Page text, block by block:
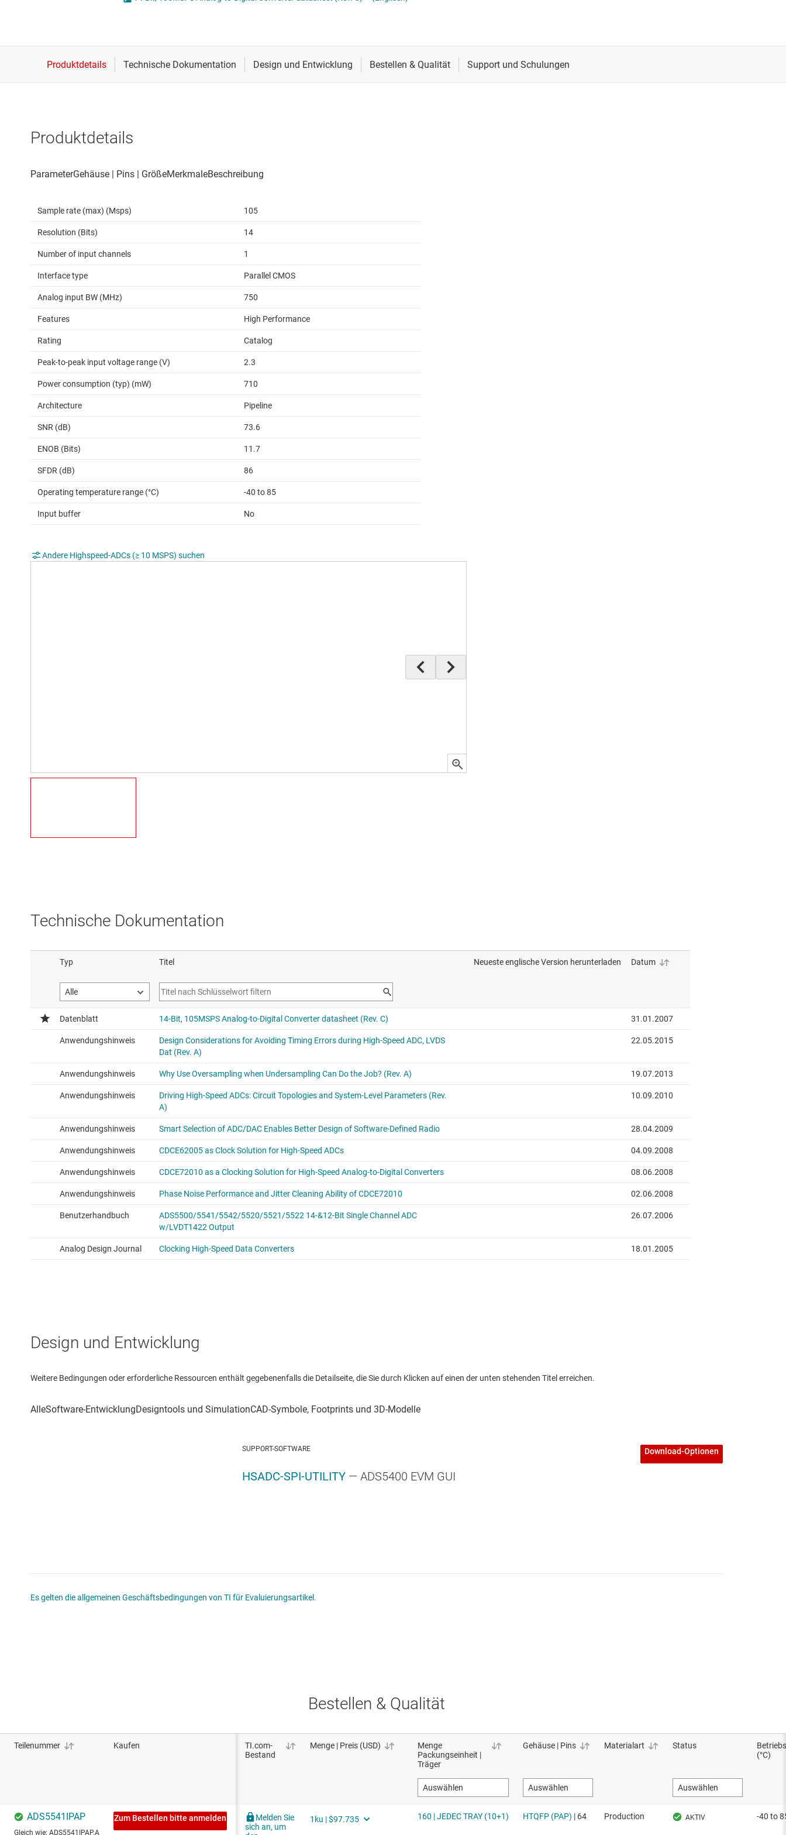
Drahtlose Konnektivität Schnittstelle
Other data converters
Produktdetails
Sample rate (max) (Msps) 105
Resolution (Bits) 14
Number of input channels 1
Interface type Parallel CMOS
Analog input BW (MHz) 750
Features High Performance
Rating Catalog
Peak-to-peak input voltage range (V) 2.3
Power consumption (typ) (mW) 710
Architecture Pipeline
SNR (dB) 73.6
ENOB (Bits) 11.7
SFDR (dB) 86
Operating temperature range (°C) -40 to 85
Input buffer No
Andere Highspeed-ADCs (≥ 10 MSPS) suchen
Technische Dokumentation
Design und Entwicklung
Weitere Bedingungen oder erforderliche Ressourcen enthält gegebenenfalls die Detailseite, die Sie durch Klicken auf einen der unten stehenden Titel erreichen.
SUPPORT-SOFTWARE
HSADC-SPI-UTILITY — ADS5400 EVM GUI
Download-Optionen
Es gelten die allgemeinen Geschäftsbedingungen von TI für Evaluierungsartikel.
Bestellen & Qualität